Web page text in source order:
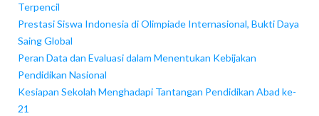
Terpencil
Prestasi Siswa Indonesia di Olimpiade Internasional, Bukti Daya
Saing Global
Peran Data dan Evaluasi dalam Menentukan Kebijakan
Pendidikan Nasional
Kesiapan Sekolah Menghadapi Tantangan Pendidikan Abad ke-
21